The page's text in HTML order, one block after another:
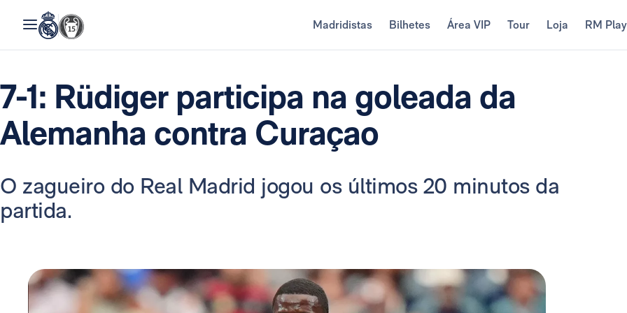
Madridistas Bilhetes Área VIP Tour Loja RM Play
7-1: Rüdiger participa na goleada da
Alemanha contra Curaçao
O zagueiro do Real Madrid jogou os últimos 20 minutos da
partida.